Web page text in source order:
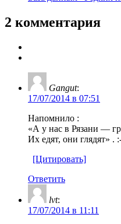
2 комментария
Gangut:
17/07/2014 в 07:51
Напомнило :
«А у нас в Рязани —
Их едят, они глядят» .
[Цитировать]
Ответить
lvt:
17/07/2014 в 11:11